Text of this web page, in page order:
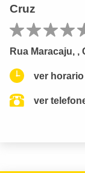
Cruz
Rua Maracaju, ,
ver
ver